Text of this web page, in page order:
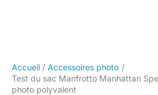
Accueil
Accessoires photo
Test du sac Manfrotto Manhattan
photo polyvalent